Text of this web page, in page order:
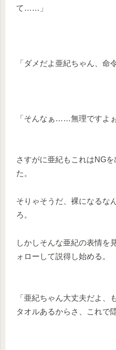
て……」
「ダメだよ亜紀ちゃん、命
「そんなぁ……無理ですよ
さすがに亜紀もこれはNG
た。
そりゃそうだ、裸になるな
ろ。
しかしそんな亜紀の表情を
ォローして説得し始める。
「亜紀ちゃん大丈夫だよ、
タオルあるからさ、これで